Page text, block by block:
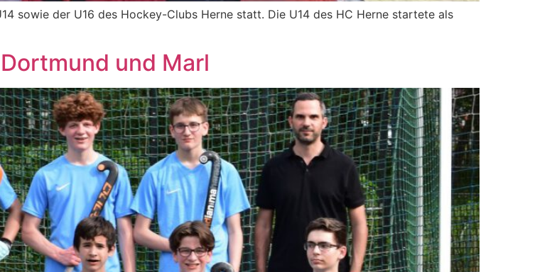
sowie der U16 des Hockey-Clubs Herne statt. Die U14 des HC Herne startete als
und Marl